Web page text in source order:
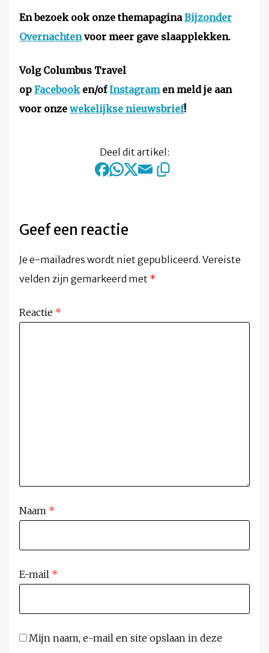
En bezoek ook onze themapaginaBijzonder
Overnachtenvoor meer gave slaapplekken.
Volg Columbus Travel
op Facebooken/ofInstagramen meld je aan
voor onze wekelijkse nieuwsbrief!
Deel dit artikel:
Geef een reactie
Je e-mailadres wordt niet gepubliceerd. Vereiste
velden zijn gemarkeerd met *
Reactie *
Naam *
E-mail *
Mijn naam, e-mail en site opslaan in deze